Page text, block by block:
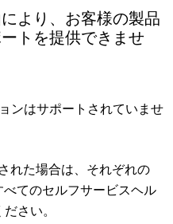
より、お客様の製品
トを提供できませ
ンはサポートされていませ
れた場合は、それぞれの
てのセルフサービスヘル
さい。